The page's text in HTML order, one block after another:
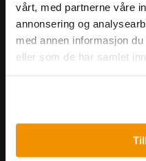
vårt, med partnerne våre
annonsering og
med annen informasjon
eller som de har samlet
Nils Hansens vei 8